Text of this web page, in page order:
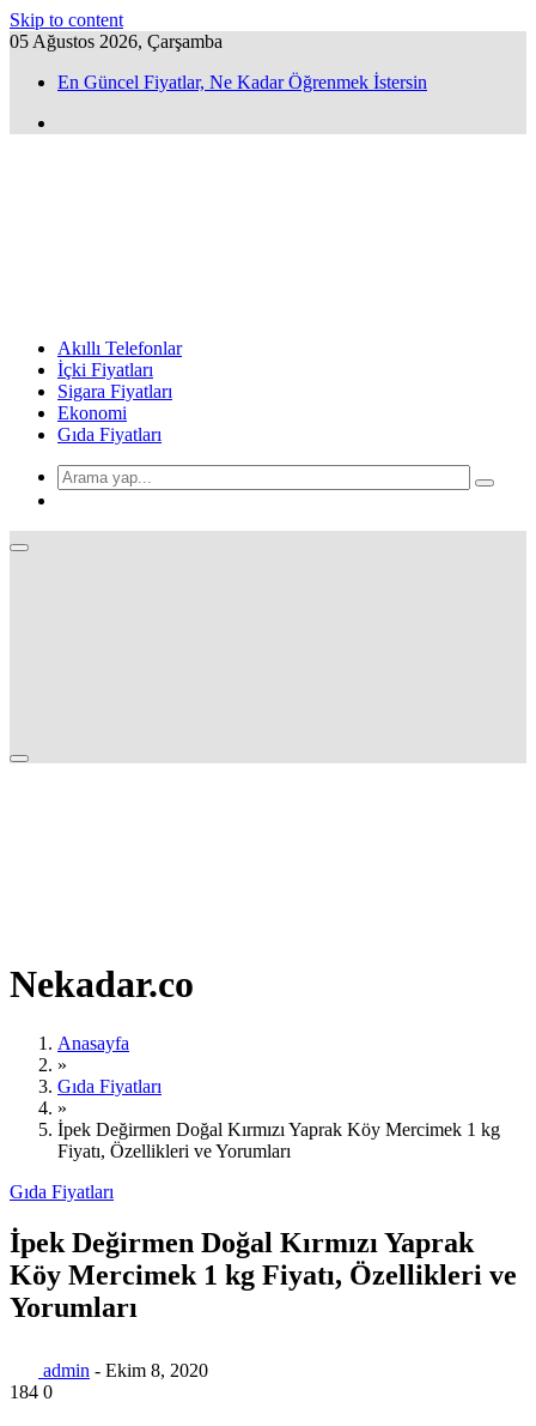
Skip to content
05 Ağustos 2026, Çarşamba
En Güncel Fiyatlar, Ne Kadar Öğrenmek İstersin
Akıllı Telefonlar
İçki Fiyatları
Sigara Fiyatları
Ekonomi
Gıda Fiyatları
Nekadar.co
Anasayfa
»
Gıda Fiyatları
»
İpek Değirmen Doğal Kırmızı Yaprak Köy Mercimek 1 kg
Fiyatı, Özellikleri ve Yorumları
Gıda Fiyatları
İpek Değirmen Doğal Kırmızı Yaprak
Köy Mercimek 1 kg Fiyatı, Özellikleri ve
Yorumları
admin - Ekim 8, 2020
184 0